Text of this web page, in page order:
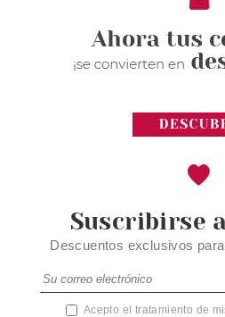
Suscribirse
Descuentos exclusivos
Acepto el tratamiento de